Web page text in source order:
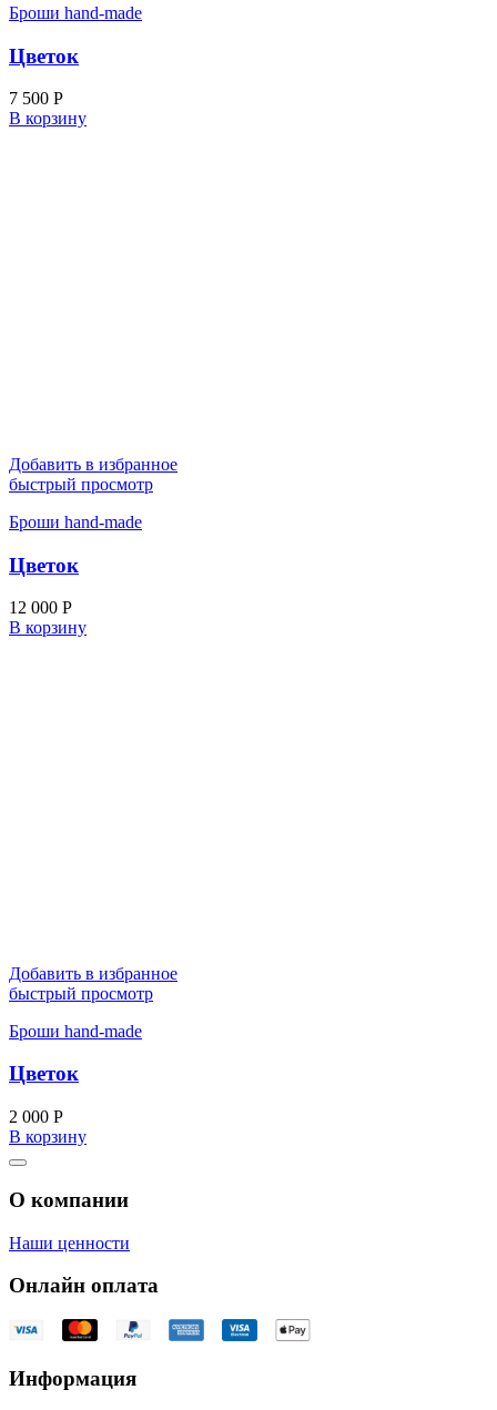
Броши hand-made
Цветок
7 500 Р
В корзину
Добавить в избранное
быстрый просмотр
Броши hand-made
Цветок
12 000 Р
В корзину
Добавить в избранное
быстрый просмотр
Броши hand-made
Цветок
2 000 Р
В корзину
О компании
Наши ценности
Онлайн оплата
Информация